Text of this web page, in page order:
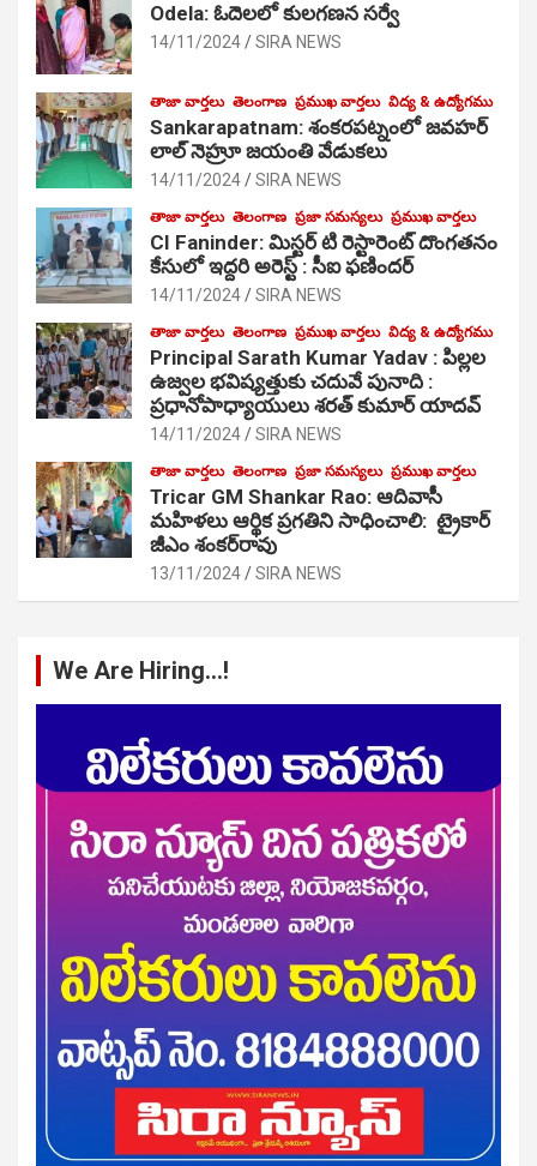
Odela: ఓదెలలో కులగణన సర్వే
14/11/2024 SIRA NEWS
తాజా వార్తలు తెలంగాణ ప్రముఖ వార్తలు విద్య & ఉద్యోగము
Sankarapatnam: శంకరపట్నంలో జవహర్
లాల్ నెహ్రూ జయంతి వేడుకలు
14/11/2024 SIRA NEWS
తాజా వార్తలు తెలంగాణ ప్రజా సమస్యలు ప్రముఖ వార్తలు
CI Faninder: మిస్టర్ టి రెస్టారెంట్ దొంగతనం
కేసులో ఇద్దరి అరెస్ట్ : సీఐ ఫణిందర్
14/11/2024 SIRA NEWS
తాజా వార్తలు తెలంగాణ ప్రముఖ వార్తలు విద్య & ఉద్యోగము
Principal Sarath Kumar Yadav : పిల్లల
ఉజ్వల భవిష్యత్తుకు చదువే పునాది :
ప్రధానోపాధ్యాయులు శరత్ కుమార్ యాదవ్
14/11/2024 SIRA NEWS
తాజా వార్తలు తెలంగాణ ప్రజా సమస్యలు ప్రముఖ వార్తలు
Tricar GM Shankar Rao: ఆదివాసీ
మహిళలు ఆర్థిక ప్రగతిని సాధించాలి: ట్రైకార్
జీఎం శంకర్‌రావు
13/11/2024 SIRA NEWS
We Are Hiring…!